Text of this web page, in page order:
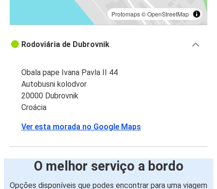
Protomaps©OpenStreetMap
Rodoviária de Dubrovnik
Obala pape Ivana Pavla II 44
Autobusni kolodvor
20000 Dubrovnik
Croácia
Ver esta morada no Google Maps
O melhor serviço a bordo
Opções disponíveis que podes encontrar para uma viagem